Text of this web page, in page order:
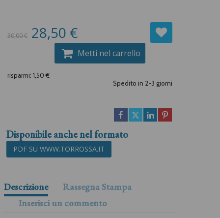
30,00 € 28,50 €
Metti nel carrello
risparmi: 1,50 €
Spedito in 2-3 giorni
Disponibile anche nel formato
PDF SU WWW.TORROSSA.IT
Descrizione
Rassegna Stampa
Inserisci un commento